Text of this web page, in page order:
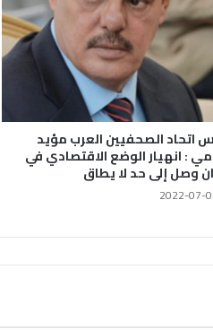
اتحاد الصحفيين العرب مؤيد
: انهيار الوضع الاقتصادي في
وصل إلى حد لا يطاق
2022-07-